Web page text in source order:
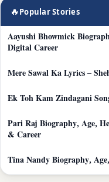
🔥 Popular Stories
Aayushi Bhowmick
Digital Career
Mere Sawal Ka Lyrics –
Ek Toh Kam Zindagani
Pari Raj Biography, Age,
& Career
Tina Nandy Biography,